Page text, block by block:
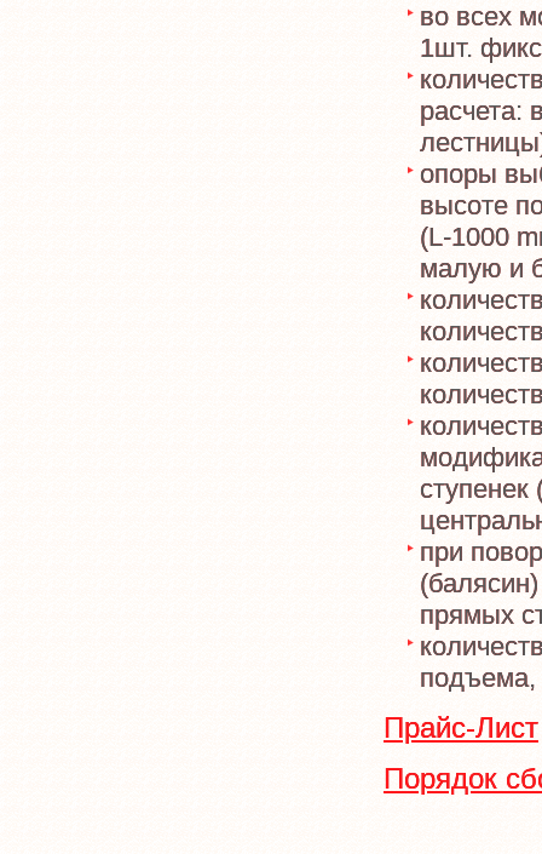
во всех
1шт.
расчета:
опоры
высоте
(L-1000
малую и
при
прямых
Прайс-Лист
Порядок